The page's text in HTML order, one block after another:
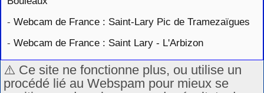
- Webcam de France : Saint-Lary Pic de Tramezaïgues
- Webcam de France : Saint Lary - L'Arbizon
⚠️ Ce site ne fonctionne plus, ou utilise un
procédé lié au Webspam pour mieux se